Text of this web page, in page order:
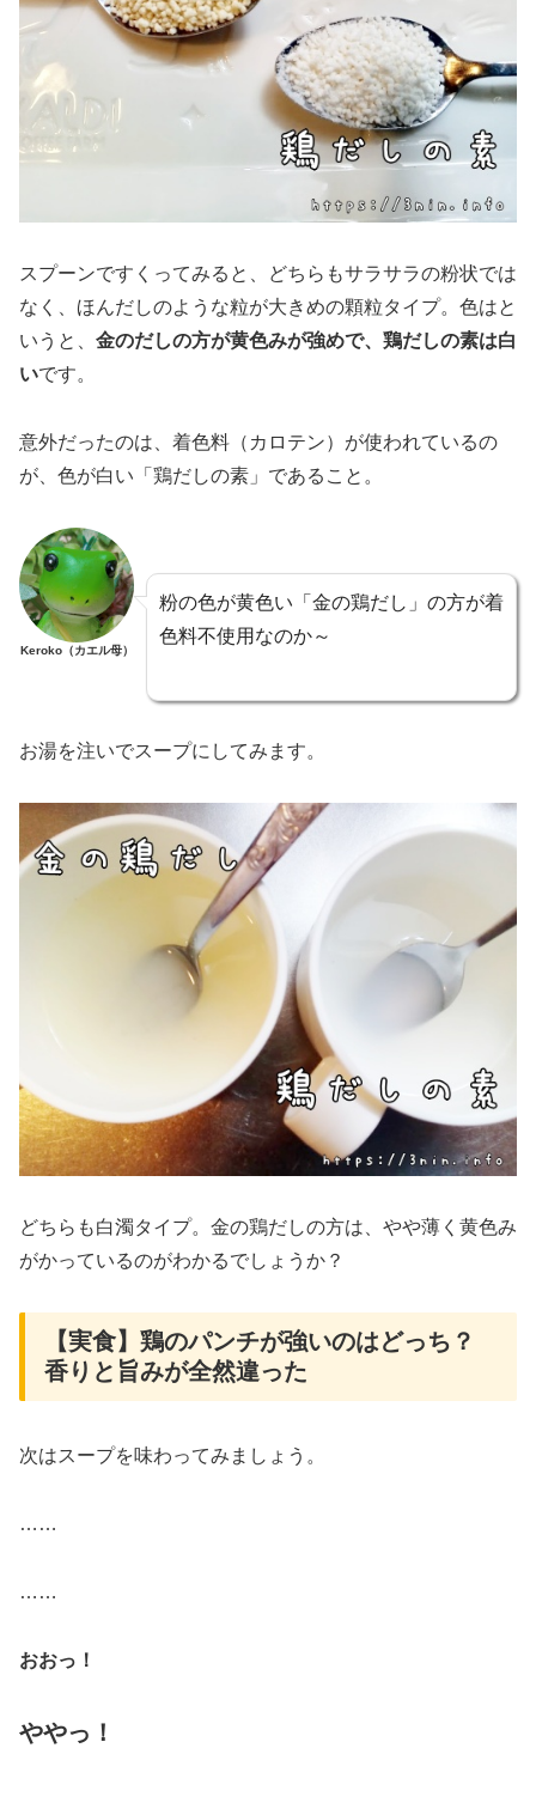
スプーンですくってみると、どちらもサラサラの粉状では
なく、ほんだしのような粒が大きめの顆粒タイプ。色はと
いうと、 金のだしの方が黄色みが強めで、鶏だしの素は白
いです。
意外だったのは、着色料（カロテン）が使われているの
が、色が白い「鶏だしの素」であること。
Keroko（カエル母）
粉の色が黄色い「金の鶏だし」の方が着
色料不使用なのか～
お湯を注いでスープにしてみます。
どちらも白濁タイプ。金の鶏だしの方は、やや薄く黄色み
がかっているのがわかるでしょうか？
【実食】鶏のパンチが強いのはどっち？
香りと旨みが全然違った
次はスープを味わってみましょう。
……
……
おおっ！
ややっ！